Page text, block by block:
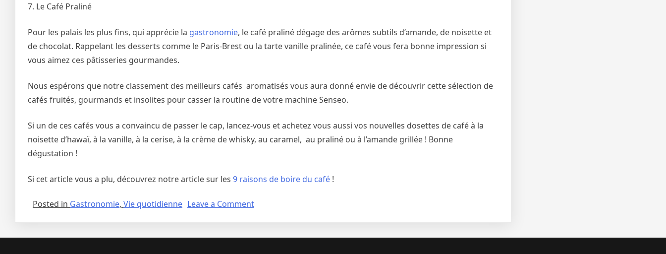
7. Le Café Praliné
Pour les palais les plus fins, qui apprécie la gastronomie, le café praliné dégage des arômes subtils d’amande, de noisette et
de chocolat. Rappelant les desserts comme le Paris-Brest ou la tarte vanille pralinée, ce café vous fera bonne impression si
vous aimez ces pâtisseries gourmandes.
Nous espérons que notre classement des meilleurs cafés aromatisés vous aura donné envie de découvrir cette sélection de
cafés fruités, gourmands et insolites pour casser la routine de votre machine Senseo.
Si un de ces cafés vous a convaincu de passer le cap, lancez-vous et achetez vous aussi vos nouvelles dosettes de café à la
noisette d’hawaï, à la vanille, à la cerise, à la crème de whisky, au caramel, au praliné ou à l’amande grillée ! Bonne
dégustation !
Si cet article vous a plu, découvrez notre article sur les 9 raisons de boire du café !
Posted in Gastronomie, Vie quotidienne Leave a Comment